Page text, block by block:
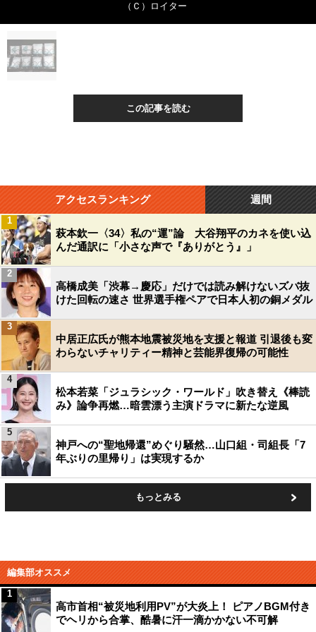
（Ｃ）ロイター
この記事を読む
アクセスランキング 週間
萩本欽一〈34〉私の“運”論 大谷翔平のカネを使い込
んだ通訳に「小さな声で『ありがとう』」
1
高橋成美「渋幕→慶応」だけでは読み解けないズバ抜
けた回転の速さ 世界選手権ペアで日本人初の銅メダル
2
中居正広氏が熊本地震被災地を支援と報道 引退後も変
わらないチャリティー精神と芸能界復帰の可能性
3
松本若菜「ジュラシック・ワールド」吹き替え《棒読
み》論争再燃…暗雲漂う主演ドラマに新たな逆風
4
神戸への“聖地帰還”めぐり騒然…山口組・司組長「7
年ぶりの里帰り」は実現するか
5
もっとみる
編集部オススメ
高市首相“被災地利用PV”が大炎上！ ピアノBGM付き
でヘリから合掌、酷暑に汗一滴かかない不可解
1